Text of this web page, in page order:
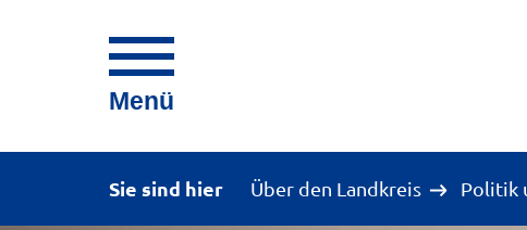
Menü
Sie sind hier Über den Landkreis Politik